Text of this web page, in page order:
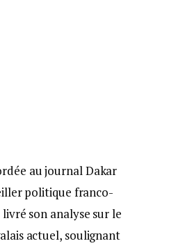
au journal Dakar
politique franco-
son analyse sur le
actuel, soulignant